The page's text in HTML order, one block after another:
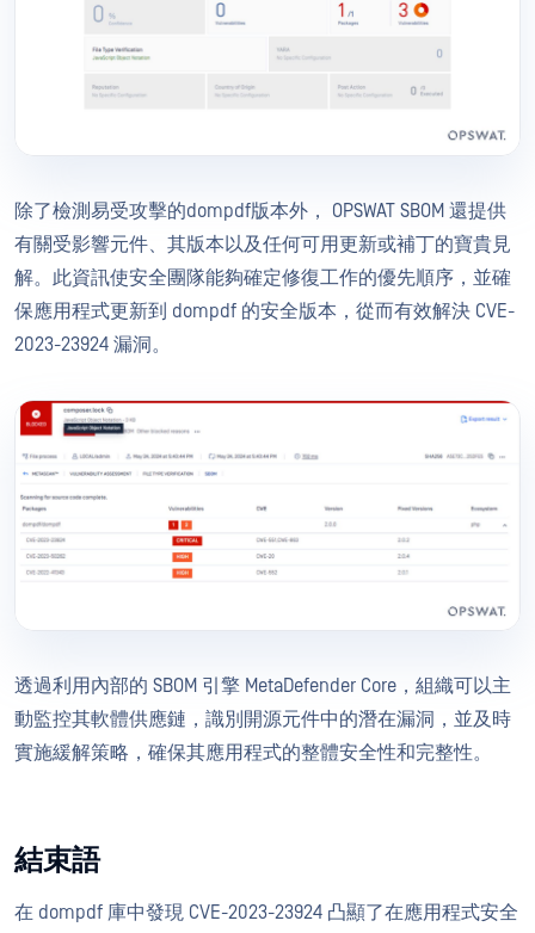
除了檢測易受攻擊的dompdf版本外， OPSWAT SBOM 還提供
有關受影響元件、其版本以及任何可用更新或補丁的寶貴見
解。此資訊使安全團隊能夠確定修復工作的優先順序，並確
保應用程式更新到 dompdf 的安全版本，從而有效解決 CVE-
2023-23924 漏洞。
透過利用內部的 SBOM 引擎 MetaDefender Core，組織可以主
動監控其軟體供應鏈，識別開源元件中的潛在漏洞，並及時
實施緩解策略，確保其應用程式的整體安全性和完整性。
結束語
在 dompdf 庫中發現 CVE-2023-23924 凸顯了在應用程式安全